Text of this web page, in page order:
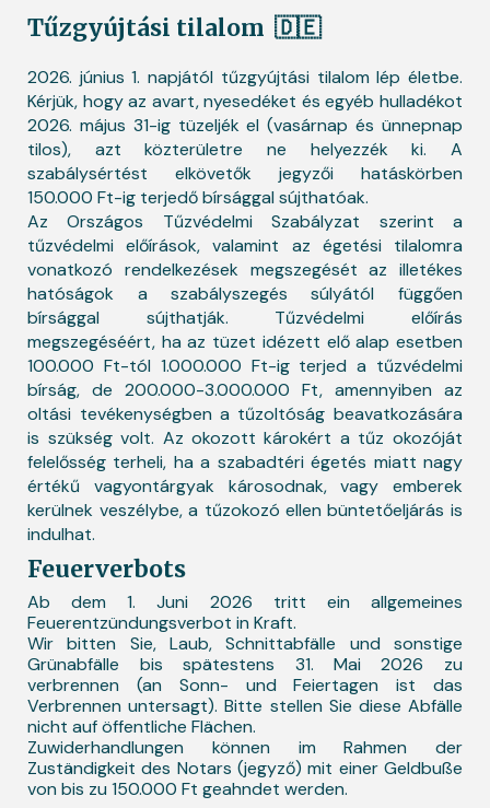
Tűzgyújtási tilalom 🇩🇪
2026. június 1. napjától tűzgyújtási tilalom lép életbe.
Kérjük, hogy az avart, nyesedéket és egyéb hulladékot
2026. május 31-ig tüzeljék el (vasárnap és ünnepnap
tilos), azt közterületre ne helyezzék ki. A
szabálysértést elkövetők jegyzői hatáskörben
150.000 Ft-ig terjedő bírsággal sújthatóak.
Az Országos Tűzvédelmi Szabályzat szerint a
tűzvédelmi előírások, valamint az égetési tilalomra
vonatkozó rendelkezések megszegését az illetékes
hatóságok a szabályszegés súlyától függően
bírsággal sújthatják. Tűzvédelmi előírás
megszegéséért, ha az tüzet idézett elő alap esetben
100.000 Ft-tól 1.000.000 Ft-ig terjed a tűzvédelmi
bírság, de 200.000-3.000.000 Ft, amennyiben az
oltási tevékenységben a tűzoltóság beavatkozására
is szükség volt. Az okozott károkért a tűz okozóját
felelősség terheli, ha a szabadtéri égetés miatt nagy
értékű vagyontárgyak károsodnak, vagy emberek
kerülnek veszélybe, a tűzokozó ellen büntetőeljárás is
indulhat.
Feuerverbots
Ab dem 1. Juni 2026 tritt ein allgemeines
Feuerentzündungsverbot in Kraft.
Wir bitten Sie, Laub, Schnittabfälle und sonstige
Grünabfälle bis spätestens 31. Mai 2026 zu
verbrennen (an Sonn- und Feiertagen ist das
Verbrennen untersagt). Bitte stellen Sie diese Abfälle
nicht auf öffentliche Flächen.
Zuwiderhandlungen können im Rahmen der
Zuständigkeit des Notars (jegyző) mit einer Geldbuße
von bis zu 150.000 Ft geahndet werden.